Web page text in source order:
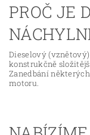
PROČ JE
Dieselový
konstrukčně
Zanedbání
motoru.